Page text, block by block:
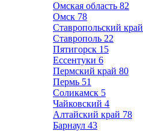
Омская область 82
Омск 78
Ставропольский край
Ставрополь 22
Пятигорск 15
Ессентуки 6
Пермский край 80
Пермь 51
Соликамск 5
Чайковский 4
Алтайский край 78
Барнаул 43